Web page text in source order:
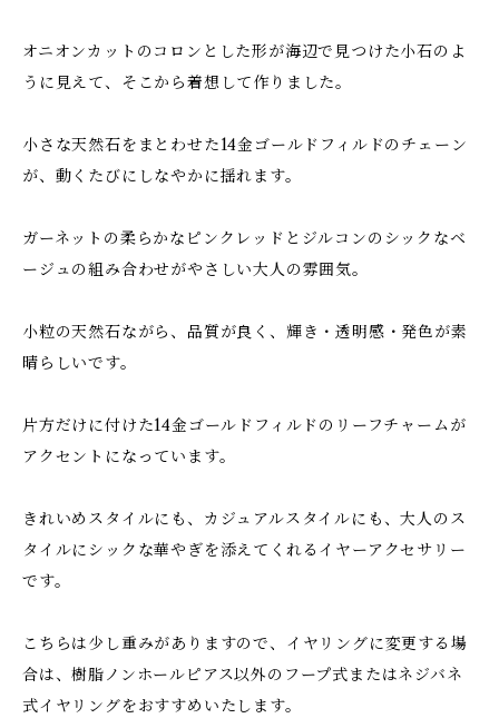
オニオンカットのコロンとした形が海辺で見つけた小石のよ
うに見えて、そこから着想して作りました。
小さな天然石をまとわせた14金ゴールドフィルドのチェーン
が、動くたびにしなやかに揺れます。
ガーネットの柔らかなピンクレッドとジルコンのシックなベ
ージュの組み合わせがやさしい大人の雰囲気。
小粒の天然石ながら、品質が良く、輝き・透明感・発色が素
晴らしいです。
片方だけに付けた14金ゴールドフィルドのリーフチャームが
アクセントになっています。
きれいめスタイルにも、カジュアルスタイルにも、大人のス
タイルにシックな華やぎを添えてくれるイヤーアクセサリー
です。
こちらは少し重みがありますので、イヤリングに変更する場
合は、樹脂ノンホールピアス以外のフープ式またはネジバネ
式イヤリングをおすすめいたします。